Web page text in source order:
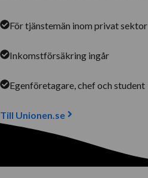
För tjänstemän inom privat sektor
Inkomstförsäkring ingår
Egenföretagare, chef och student
Till Unionen.se